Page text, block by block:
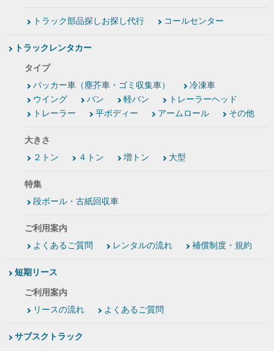
トラック部品探しお探し代行 コールセンター
トラックレンタカー
タイプ
パッカー車（塵芥車・ゴミ収集車）
冷凍車
ウイング
バン 軽バン
トレーラーヘッド
トレーラー
平ボディー アームロール その他
大きさ
２トン
４トン 増トン 大型
特集
段ボール・古紙回収車
ご利用案内
よくあるご質問
レンタルの流れ 補償制度・規約
短期リース
ご利用案内
リースの流れ
よくあるご質問
サブスクトラック